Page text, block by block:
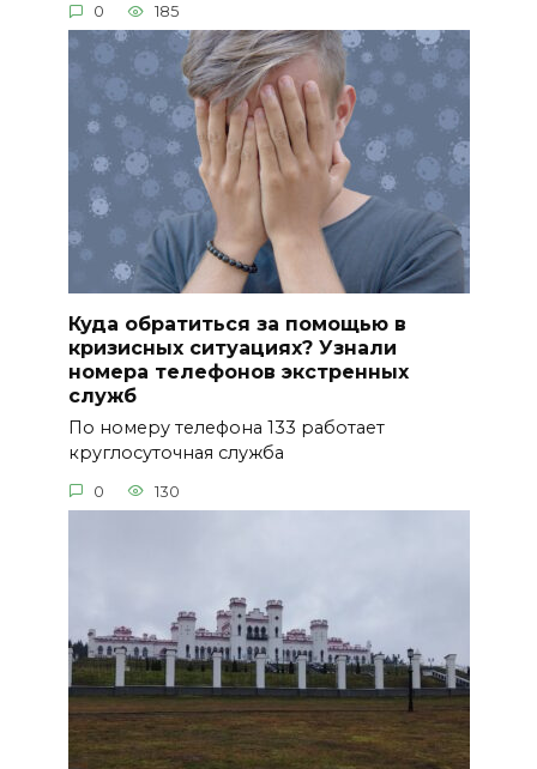
0 185
Куда обратиться за помощью в
кризисных ситуациях? Узнали
номера телефонов экстренных
служб
По номеру телефона 133 работает
круглосуточная служба
0 130